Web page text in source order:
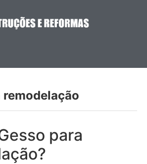
remodelação
para